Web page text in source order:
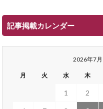
記事掲載カレンダー
2026年7月
月 火 水 木
1 2